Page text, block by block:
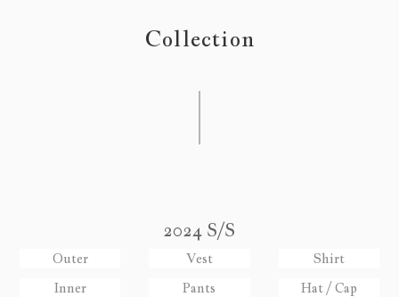
Collection
2024 S/S
Outer Vest
Shirt
Inner
Pants
Hat / Cap